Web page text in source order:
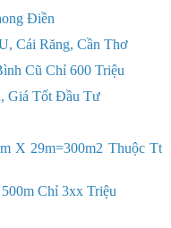
Điền
Cái Răng, Cần Thơ
Cũ Chỉ 600 Triệu
Giá Tốt Đầu Tư
X 29m=300m2 Thuộc Tt
Chỉ 3xx Triệu